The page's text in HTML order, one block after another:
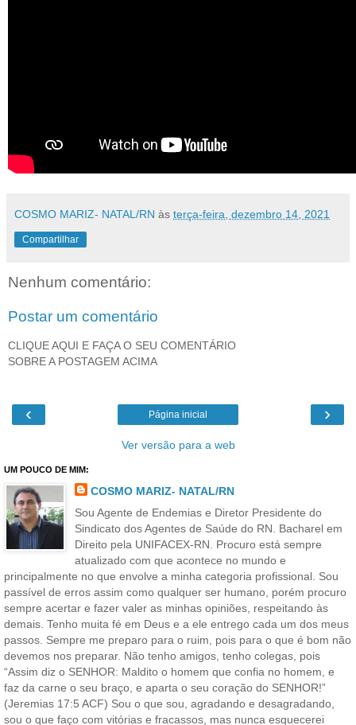
COSMO MARIZ- NATAL/RN às terça-feira, dezembro 14, 2021
Compartilhar
Nenhum comentário:
Postar um comentário
CLIQUE AQUI E FAÇA O SEU COMENTÁRIO
SOBRE A POSTAGEM ACIMA
‹ ›
Página inicial
Ver versão para a web
UM POUCO DE MIM:
COSMO MARIZ- NATAL/RN
Sou Agente de Endemias e Diretor Presidente do
Sindicato dos Agentes de Saúde do RN. Bacharel em
Direito pela UNIFACEX-RN. Procuro está sempre
atualizado com que acontece no mundo e
principalmente no que envolve a minha categoria profissional. Sou
passível de erros assim como qualquer ser humano, porém procuro
sempre acertar e fazer valer as minhas opiniões, respeitando às
demais. Tenho muita fé em Deus e a ele entrego cada um dos meus
passos. Sempre me preparo para o ruim, pois para o que é bom não
devemos nos preparar. Não tenho amigos, tenho colegas, pois
“Assim diz o SENHOR: Maldito o homem que confia no homem, e
faz da carne o seu braço, e aparta o seu coração do SENHOR!”
(Jeremias 17:5 ACF) Sou o que sou, agradando e desagradando,
sou o que faço com vitórias e fracassos, mas nunca esquecerei